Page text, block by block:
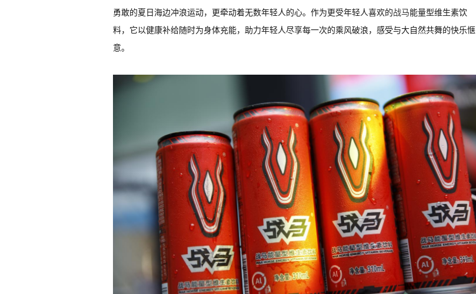
勇敢的夏日海边冲浪运动，更牵动着无数年轻人的心。作为更受年轻人喜欢的战马能量型维生素饮
料，它以健康补给随时为身体充能，助力年轻人尽享每一次的乘风破浪，感受与大自然共舞的快乐惬
意。